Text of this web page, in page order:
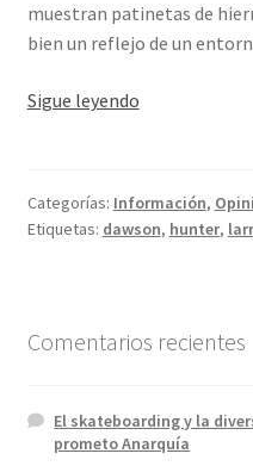
muestran patinetas de
bien un reflejo de un
Sigue leyendoKids
Categorías: Información,
Etiquetas: dawson, hunter,
Comentarios recientes
El skateboarding y la
prometo Anarquía